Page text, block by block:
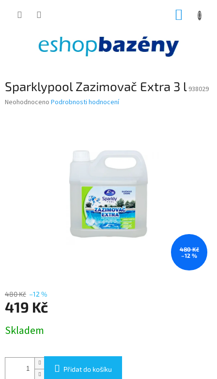
Sparklypool Zazimovač Extra 3 l 938029
Průměrné
Neohodnoceno Podrobnosti hodnocení
480 Kč
–12 %
480 Kč –12 %
419 Kč
cena:
Skladem
Přidat do košíku